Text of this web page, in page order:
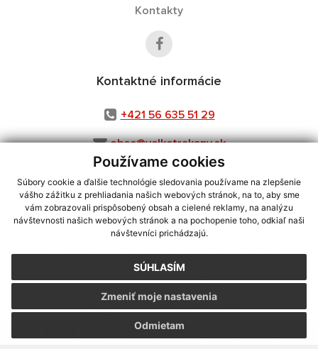
Používame cookies
Súbory cookie a ďalšie technológie sledovania používame na zlepšenie
vášho zážitku z prehliadania našich webových stránok, na to, aby sme
vám zobrazovali prispôsobený obsah a cielené reklamy, na analýzu
návštevnosti našich webových stránok a na pochopenie toho, odkiaľ naši
návštevníci prichádzajú.
SÚHLASÍM
Odmietam
Zmeniť moje nastavenia
Kontakty
Kontaktné informácie
+421 56 635 51 29
obec@velketrakany.sk
využite možnosť získavania aktuálnych informácií s využitím RSS
CMS systém (redakčný) systém ECHELON 2,Mapa stránok,web portál
webex.digital, s.r.o.,domény,registrácia domény
Posledná aktualizácia:03.08.2026
Vytlačiť stránku|Vyhlásenie o prístupnosti